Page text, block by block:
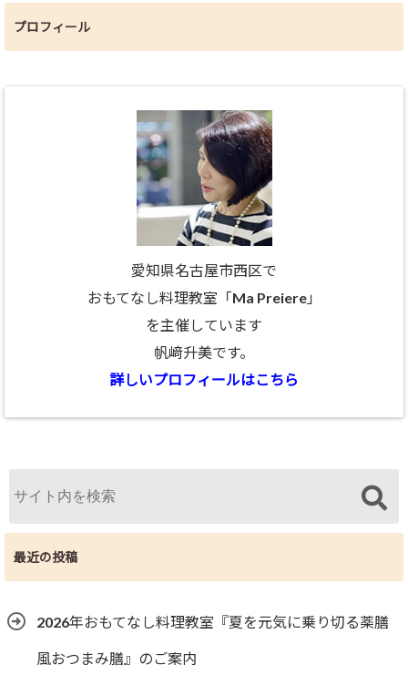
プロフィール
愛知県名古屋市西区で
おもてなし料理教室「Ma Preiere」
を主催しています
帆﨑升美です。
詳しいプロフィールはこちら
最近の投稿
2026年おもてなし料理教室『夏を元気に乗り切る薬膳
風おつまみ膳』のご案内